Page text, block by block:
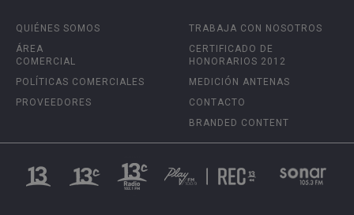
QUIÉNES SOMOS
ÁREA
COMERCIAL
POLÍTICAS COMERCIALES
PROVEEDORES
TRABAJA CON NOSOTROS
CERTIFICADO DE
HONORARIOS 2012
MEDICIÓN ANTENAS
CONTACTO
BRANDED CONTENT